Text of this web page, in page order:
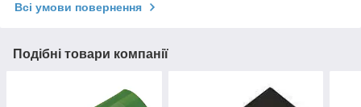
Всі умови повернення
Подібні товари компанії